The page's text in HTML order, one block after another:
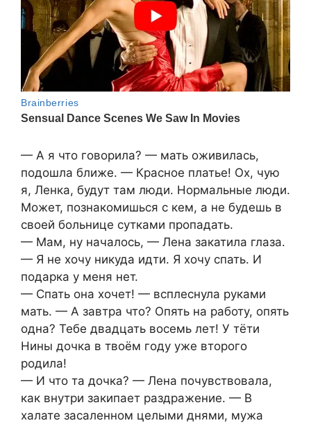
— А я что говорила? — мать оживилась,
подошла ближе. — Красное платье! Ох, чую
я, Ленка, будут там люди. Нормальные люди.
Может, познакомишься с кем, а не будешь в
своей больнице сутками пропадать.
— Мам, ну началось, — Лена закатила глаза.
— Я не хочу никуда идти. Я хочу спать. И
подарка у меня нет.
— Спать она хочет! — всплеснула руками
мать. — А завтра что? Опять на работу, опять
одна? Тебе двадцать восемь лет! У тёти
Нины дочка в твоём году уже второго
родила!
— И что та дочка? — Лена почувствовала,
как внутри закипает раздражение. — В
халате засаленном целыми днями, мужа